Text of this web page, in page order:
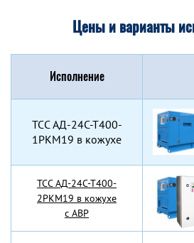
Цены и варианты
Исполнение
TCC АД-24С-Т400-
1РКМ19 в кожухе
TCC АД-24С-Т400-
2РКМ19 в кожухе
с АВР